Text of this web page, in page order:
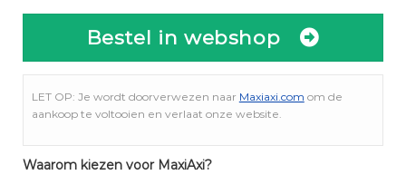
Bestel in webshop
LET OP: Je wordt doorverwezen naar Maxiaxi.com om de
aankoop te voltooien en verlaat onze website.
Waarom kiezen voor MaxiAxi?